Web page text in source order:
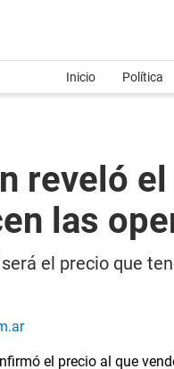
Inicio Política
reveló
las
el precio que